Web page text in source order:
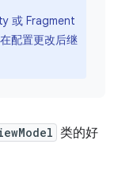
或 Fragment
配置更改后继
类的好